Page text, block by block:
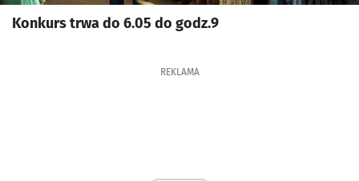
Konkurs trwa do 6.05 do godz.9
REKLAMA